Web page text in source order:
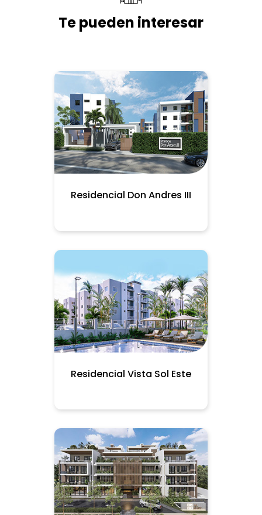
Te pueden interesar
Residencial Don Andres III
Residencial Vista Sol Este